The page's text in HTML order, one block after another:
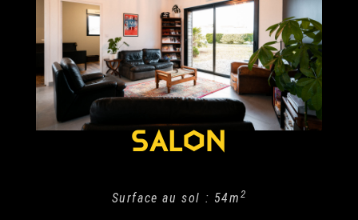
SALON
Surface au sol : 54m 2